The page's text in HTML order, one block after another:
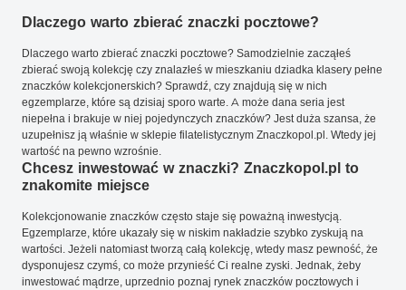
Dlaczego warto zbierać znaczki pocztowe?
Dlaczego warto zbierać znaczki pocztowe? Samodzielnie zacząłeś
zbierać swoją kolekcję czy znalazłeś w mieszkaniu dziadka klasery pełne
znaczków kolekcjonerskich? Sprawdź, czy znajdują się w nich
egzemplarze, które są dzisiaj sporo warte. A może dana seria jest
niepełna i brakuje w niej pojedynczych znaczków? Jest duża szansa, że
uzupełnisz ją właśnie w sklepie filatelistycznym Znaczkopol.pl. Wtedy jej
wartość na pewno wzrośnie.
Chcesz inwestować w znaczki? Znaczkopol.pl to
znakomite miejsce
Kolekcjonowanie znaczków często staje się poważną inwestycją.
Egzemplarze, które ukazały się w niskim nakładzie szybko zyskują na
wartości. Jeżeli natomiast tworzą całą kolekcję, wtedy masz pewność, że
dysponujesz czymś, co może przynieść Ci realne zyski. Jednak, żeby
inwestować mądrze, uprzednio poznaj rynek znaczków pocztowych i